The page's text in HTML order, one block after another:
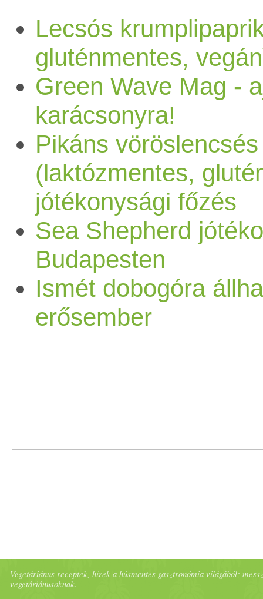
Lecsós
gluténmentes,
Green Wave Mag -
karácsonyra!
Pikáns
(laktózmentes,
jótékonysági főzés
Sea Shepherd
Budapesten
Ismét dobogóra
erősember
Vegetáriánus receptek, hírek a húsmentes gasztronómia világából;
vegetáriánusoknak.